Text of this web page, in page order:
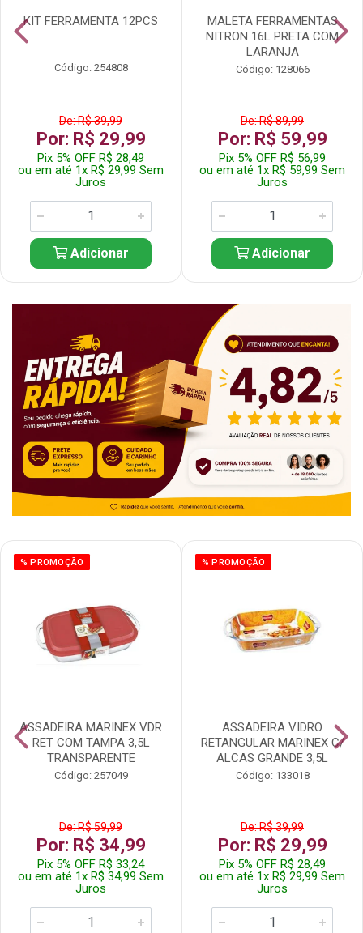
KIT FERRAMENTA 12PCS
Código: 254808
De: R$ 39,99
Por: R$ 29,99
Pix 5% OFF R$ 28,49
ou em até 1x R$ 29,99 Sem
Juros
Adicionar
MALETA FERRAMENTAS
NITRON 16L PRETA COM
LARANJA
Código: 128066
De: R$ 89,99
Por: R$ 59,99
Pix 5% OFF R$ 56,99
ou em até 1x R$ 59,99 Sem
Juros
Adicionar
% PROMOÇÃO
ASSADEIRA MARINEX VDR
RET COM TAMPA 3,5L
TRANSPARENTE
Código: 257049
De: R$ 59,99
Por: R$ 34,99
Pix 5% OFF R$ 33,24
ou em até 1x R$ 34,99 Sem
Juros
% PROMOÇÃO
ASSADEIRA VIDRO
RETANGULAR MARINEX C/
ALCAS GRANDE 3,5L
Código: 133018
De: R$ 39,99
Por: R$ 29,99
Pix 5% OFF R$ 28,49
ou em até 1x R$ 29,99 Sem
Juros